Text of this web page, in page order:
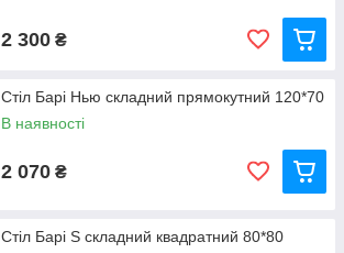
2 300 ₴
Стіл Барі Нью складний прямокутний 120*70
В наявності
2 070 ₴
Стіл Барі S складний квадратний 80*80